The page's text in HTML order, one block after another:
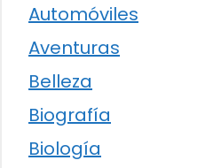
Automóviles
Aventuras
Belleza
Biografía
Biología